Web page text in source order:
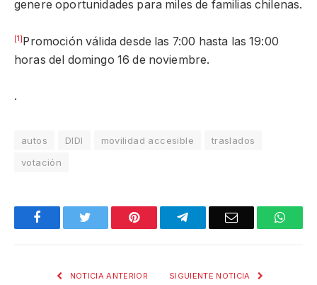
genere oportunidades para miles de familias chilenas.
[1] Promoción válida desde las 7:00 hasta las 19:00
horas del domingo 16 de noviembre.
.
autos DIDI movilidad accesible
traslados
votación
Facebook Pinterest TelegramEmail
NOTICIA ANTERIOR SIGUIENTE NOTICIA